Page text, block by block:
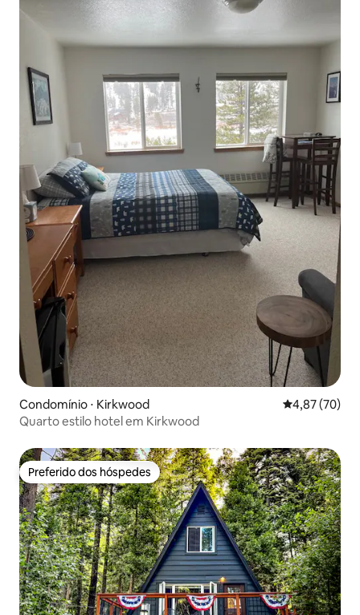
Condomínio ⋅ Kirkwood 4,87 de uma
4,87 (70)
Quarto estilo hotel em Kirkwood
Preferido dos hóspedes
Preferido dos hóspedes